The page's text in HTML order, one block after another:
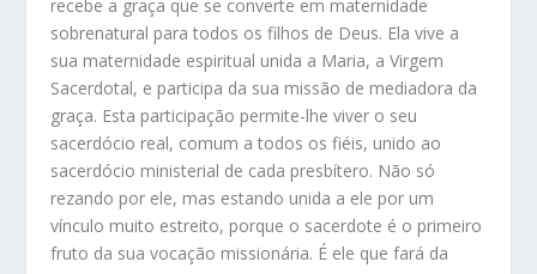
recebe a graça que se converte em maternidade
sobrenatural para todos os filhos de Deus. Ela vive a
sua maternidade espiritual unida a Maria, a Virgem
Sacerdotal, e participa da sua missão de mediadora da
graça. Esta participação permite-lhe viver o seu
sacerdócio real, comum a todos os fiéis, unido ao
sacerdócio ministerial de cada presbítero. Não só
rezando por ele, mas estando unida a ele por um
vínculo muito estreito, porque o sacerdote é o primeiro
fruto da sua vocação missionária. É ele que fará da